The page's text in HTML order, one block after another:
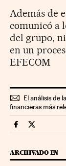
Además de
comunicó a
del grupo,
en un
EFECOM
El análisis de
financieras más
Companias
ARCHIVADO EN